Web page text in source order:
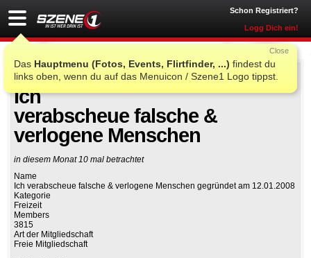
Schon Registriert?
Logg Dich ein!
Das Hauptmenu (Fotos, Events, Flirtfinder, ...) findest du
links oben, wenn du auf das Menuicon / Szene1 Logo tippst.
Close
Gruppe beitreten
Auf Facebook teilen
Ich
verabscheue falsche &
verlogene Menschen
in diesem Monat 10 mal betrachtet
Name
Ich verabscheue falsche & verlogene Menschen gegründet am 12.01.2008
Kategorie
Freizeit
Members
3815
Art der Mitgliedschaft
Freie Mitgliedschaft